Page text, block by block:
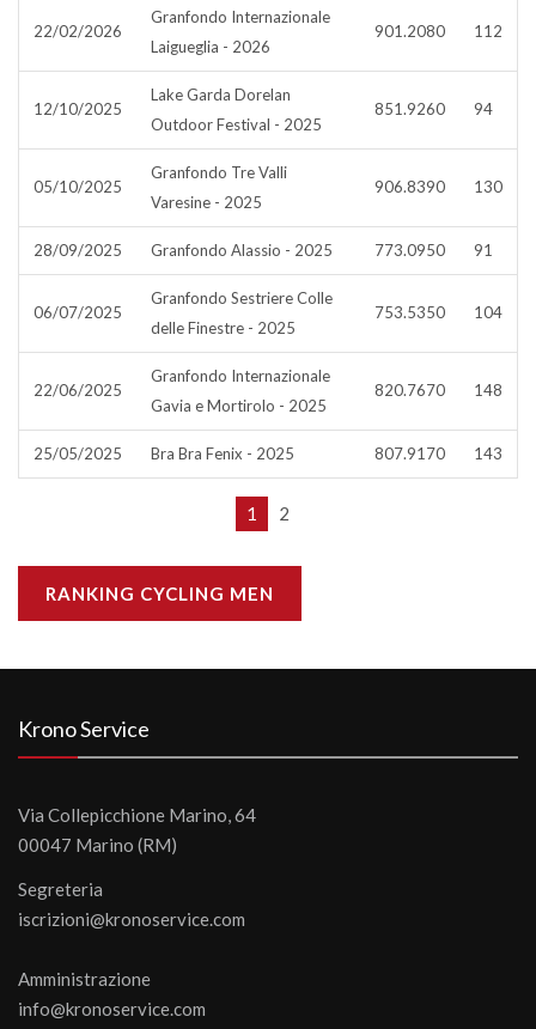
22/02/2026
Granfondo Internazionale
Laigueglia - 2026
901.2080 112
12/10/2025
Lake Garda Dorelan
Outdoor Festival - 2025
851.9260 94
05/10/2025
Granfondo Tre Valli
Varesine - 2025
906.8390 130
28/09/2025 Granfondo Alassio - 2025 773.0950 91
06/07/2025
Granfondo Sestriere Colle
delle Finestre - 2025
753.5350 104
22/06/2025
Granfondo Internazionale
Gavia e Mortirolo - 2025
820.7670 148
25/05/2025 Bra Bra Fenix - 2025 807.9170 143
1 2
RANKING CYCLING MEN
Krono Service
Via Collepicchione Marino, 64
00047 Marino (RM)
Segreteria
iscrizioni@kronoservice.com
Amministrazione
info@kronoservice.com